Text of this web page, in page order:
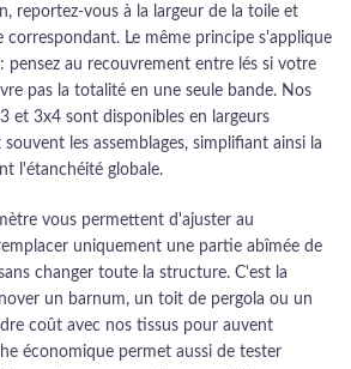
reportez-vous à la largeur de la toile et
correspondant. Le même principe s'applique
pensez au recouvrement entre lés si votre
pas la totalité en une seule bande. Nos
et 3x4 sont disponibles en largeurs
les assemblages, simplifiant ainsi la
l'étanchéité globale.
vous permettent d'ajuster au
uniquement une partie abîmée de
changer toute la structure. C'est la
un barnum, un toit de pergola ou un
coût avec nos tissus pour auvent
économique permet aussi de tester